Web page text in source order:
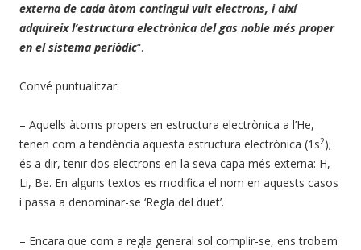
externa de cada àtom contingui vuit electrons, i així
adquireix l’estructura electrònica del gas noble més proper
en el sistema periòdic“.
Convé puntualitzar:
– Aquells àtoms propers en estructura electrònica a l’He,
tenen com a tendència aquesta estructura electrònica (1s2);
és a dir, tenir dos electrons en la seva capa més externa: H,
Li, Be. En alguns textos es modifica el nom en aquests casos
i passa a denominar-se ‘Regla del duet’.
– Encara que com a regla general sol complir-se, ens trobem